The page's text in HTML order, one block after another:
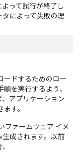
って試行が終了し
によって失敗の理
ードするためのロー
を実行するよう、
アプリケーション
す。
ファームウェア イメ
成されます。以前